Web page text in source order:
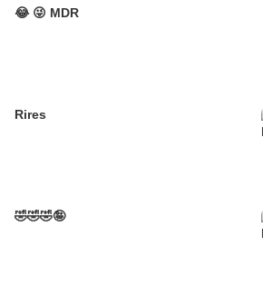
😂 😜 MDR
Rires
🤣🤣🤣🤪